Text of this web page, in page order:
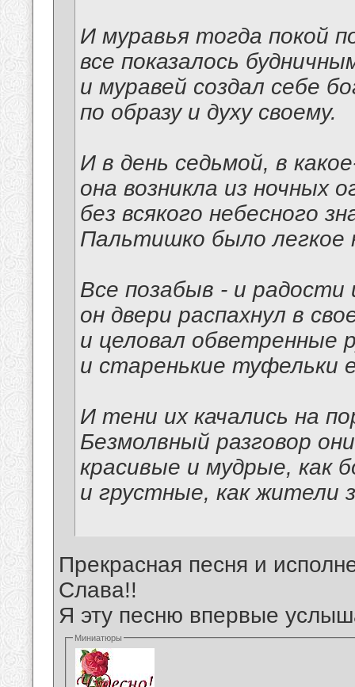
И муравья тогда покой
все показалось
и муравей создал себе
по образу и духу своему.
И в день седьмой, в
она возникла из ночных
без всякого небесного
Пальтишко было легкое
Все позабыв - и радости
он двери распахнул в
и целовал обветренные
и старенькие туфельки
И тени их качались на
Безмолвный разговор
красивые и мудрые, как
и грустные, как жители
Прекрасная песня и
Слава!!
Я эту песню впервые
Миниатюры